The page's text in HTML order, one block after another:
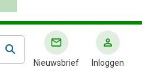
Nieuwsbrief Inloggen